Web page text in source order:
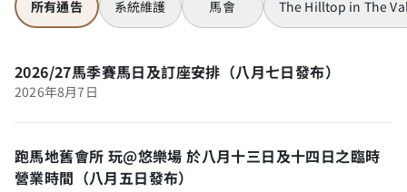
所有通告 系統維護 馬會 The Hilltop in The
2026/27馬季賽馬日及訂座安排（八月七日發布）
2026年8月7日
跑馬地舊會所 玩@悠樂場 於八月十三日及十四日之臨時
營業時間（八月五日發布）